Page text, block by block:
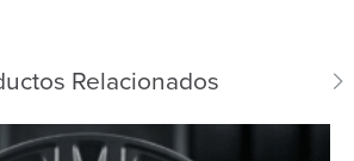
Relacionados